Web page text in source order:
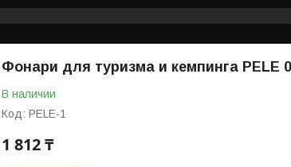
Фонари для туризма и кемпинга PELE
В наличии
Код: PELE-1
1 812 ₸